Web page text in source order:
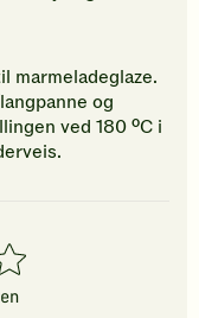
marmeladeglaze.
og
ved 180 ºC i
stjerner